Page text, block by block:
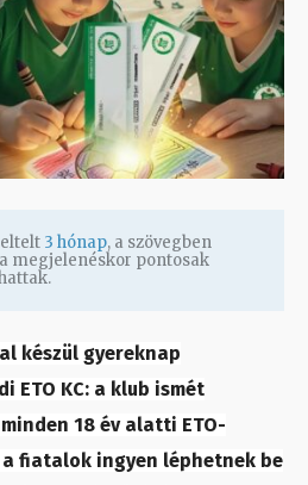
3 hónap, a szövegben
megjelenéskor pontosak
készül gyereknap
ETO KC: a klub ismét
18 év alatti ETO-
fiatalok ingyen léphetnek be